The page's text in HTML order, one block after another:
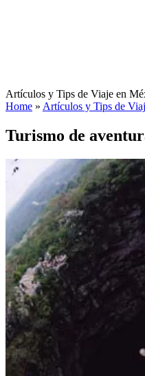
Artículos y Tips de Viaje en
Home » Artículos y Tips de
Turismo de